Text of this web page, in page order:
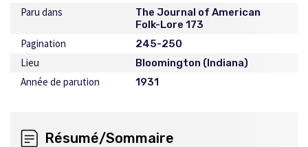
Paru dans
The Journal of American
Folk-Lore 173
Pagination 245-250
Lieu Bloomington (Indiana)
Année de parution 1931
Résumé/Sommaire